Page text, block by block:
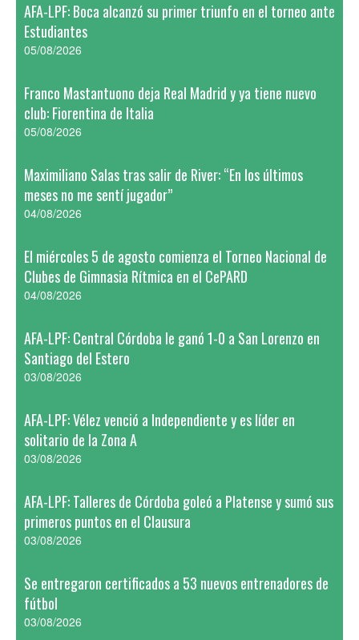
AFA-LPF: Boca alcanzó su primer triunfo en el torneo ante
Estudiantes
05/08/2026
Franco Mastantuono deja Real Madrid y ya tiene nuevo
club: Fiorentina de Italia
05/08/2026
Maximiliano Salas tras salir de River: “En los últimos
meses no me sentí jugador”
04/08/2026
El miércoles 5 de agosto comienza el Torneo Nacional de
Clubes de Gimnasia Rítmica en el CePARD
04/08/2026
AFA-LPF: Central Córdoba le ganó 1-0 a San Lorenzo en
Santiago del Estero
03/08/2026
AFA-LPF: Vélez venció a Independiente y es líder en
solitario de la Zona A
03/08/2026
AFA-LPF: Talleres de Córdoba goleó a Platense y sumó sus
primeros puntos en el Clausura
03/08/2026
Se entregaron certificados a 53 nuevos entrenadores de
fútbol
03/08/2026